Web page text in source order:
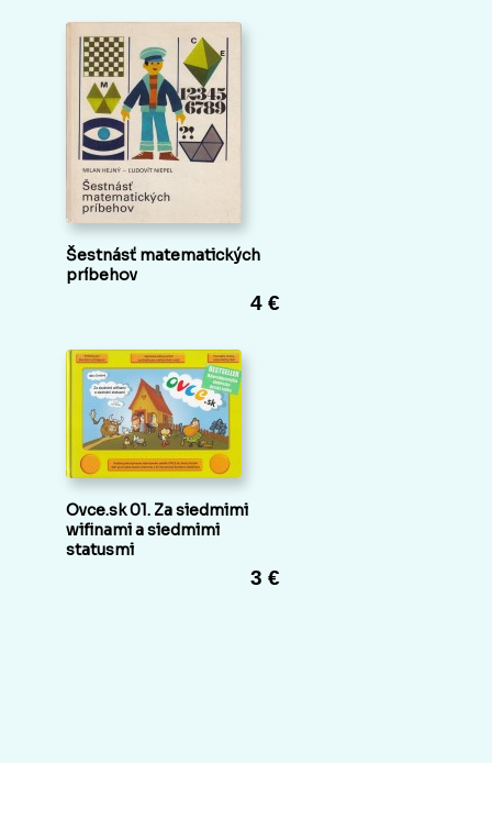
Šestnásť matematických
príbehov
4 €
Ovce.sk 01. Za siedmimi
wifinami a siedmimi
statusmi
3 €